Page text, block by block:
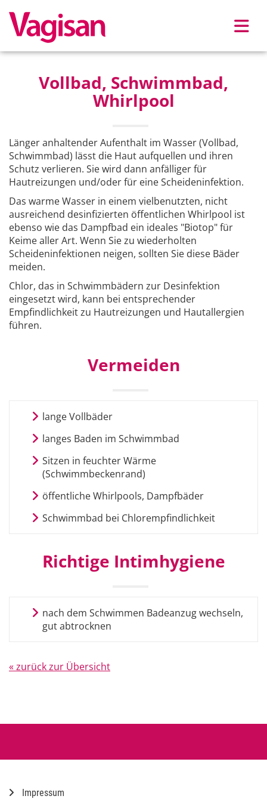
Vollbad, Schwimmbad,
Whirlpool
Länger anhaltender Aufenthalt im Wasser (Vollbad,
Schwimmbad) lässt die Haut aufquellen und ihren
Schutz verlieren. Sie wird dann anfälliger für
Hautreizungen und/oder für eine Scheideninfektion.
Das warme Wasser in einem vielbenutzten, nicht
ausreichend desinfizierten öffentlichen Whirlpool ist
ebenso wie das Dampfbad ein ideales "Biotop" für
Keime aller Art. Wenn Sie zu wiederholten
Scheideninfektionen neigen, sollten Sie diese Bäder
meiden.
Chlor, das in Schwimmbädern zur Desinfektion
eingesetzt wird, kann bei entsprechender
Empfindlichkeit zu Hautreizungen und Hautallergien
führen.
Vermeiden
lange Vollbäder
langes Baden im Schwimmbad
Sitzen in feuchter Wärme
(Schwimmbeckenrand)
öffentliche Whirlpools, Dampfbäder
Schwimmbad bei Chlorempfindlichkeit
Richtige Intimhygiene
nach dem Schwimmen Badeanzug wechseln,
gut abtrocknen
« zurück zur Übersicht
Impressum